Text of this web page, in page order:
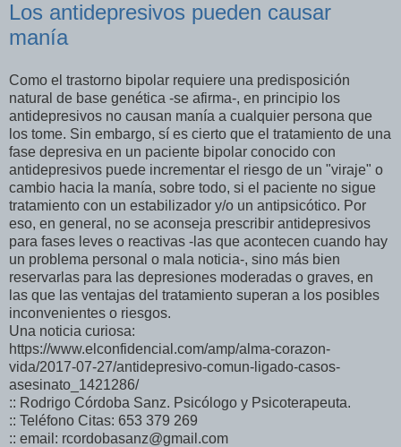
Los antidepresivos pueden causar
manía
Como el trastorno bipolar requiere una predisposición
natural de base genética -se afirma-, en principio los
antidepresivos no causan manía a cualquier persona que
los tome. Sin embargo, sí es cierto que el tratamiento de una
fase depresiva en un paciente bipolar conocido con
antidepresivos puede incrementar el riesgo de un "viraje" o
cambio hacia la manía, sobre todo, si el paciente no sigue
tratamiento con un estabilizador y/o un antipsicótico. Por
eso, en general, no se aconseja prescribir antidepresivos
para fases leves o reactivas -las que acontecen cuando hay
un problema personal o mala noticia-, sino más bien
reservarlas para las depresiones moderadas o graves, en
las que las ventajas del tratamiento superan a los posibles
inconvenientes o riesgos.
Una noticia curiosa:
https://www.elconfidencial.com/amp/alma-corazon-
vida/2017-07-27/antidepresivo-comun-ligado-casos-
asesinato_1421286/
:: Rodrigo Córdoba Sanz. Psicólogo y Psicoterapeuta.
:: Teléfono Citas: 653 379 269
:: email: rcordobasanz@gmail.com